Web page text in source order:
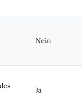
Nein
Ja